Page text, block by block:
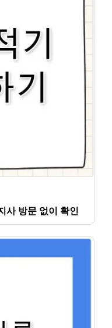
사 방문 없이 확인